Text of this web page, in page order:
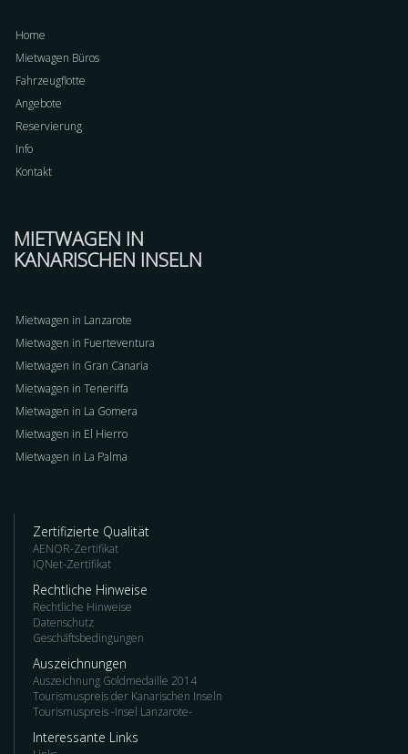
Home
Mietwagen Büros
Fahrzeugflotte
Angebote
Reservierung
Info
Kontakt
MIETWAGEN IN
KANARISCHEN INSELN
Mietwagen in Lanzarote
Mietwagen in Fuerteventura
Mietwagen in Gran Canaria
Mietwagen in Teneriffa
Mietwagen in La Gomera
Mietwagen in El Hierro
Mietwagen in La Palma
Zertifizierte Qualität
AENOR-Zertifikat
IQNet-Zertifikat
Rechtliche Hinweise
Rechtliche Hinweise
Datenschutz
Geschäftsbedingungen
Auszeichnungen
Auszeichnung Goldmedaille 2014
Tourismuspreis der Kanarischen Inseln
Tourismuspreis -Insel Lanzarote-
Interessante Links